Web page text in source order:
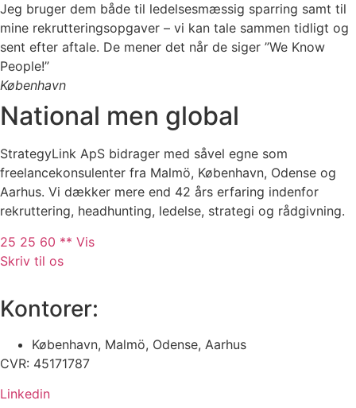
Jeg bruger dem både til ledelsesmæssig sparring samt til
mine rekrutteringsopgaver – vi kan tale sammen tidligt og
sent efter aftale. De mener det når de siger ”We Know
People!”
København
National men global
StrategyLink ApS bidrager med såvel egne som
freelancekonsulenter fra Malmö, København, Odense og
Aarhus. Vi dækker mere end 42 års erfaring indenfor
rekruttering, headhunting, ledelse, strategi og rådgivning.
25 25 60 ** Vis
Skriv til os
Kontorer:
København, Malmö, Odense, Aarhus
CVR: 45171787
Linkedin